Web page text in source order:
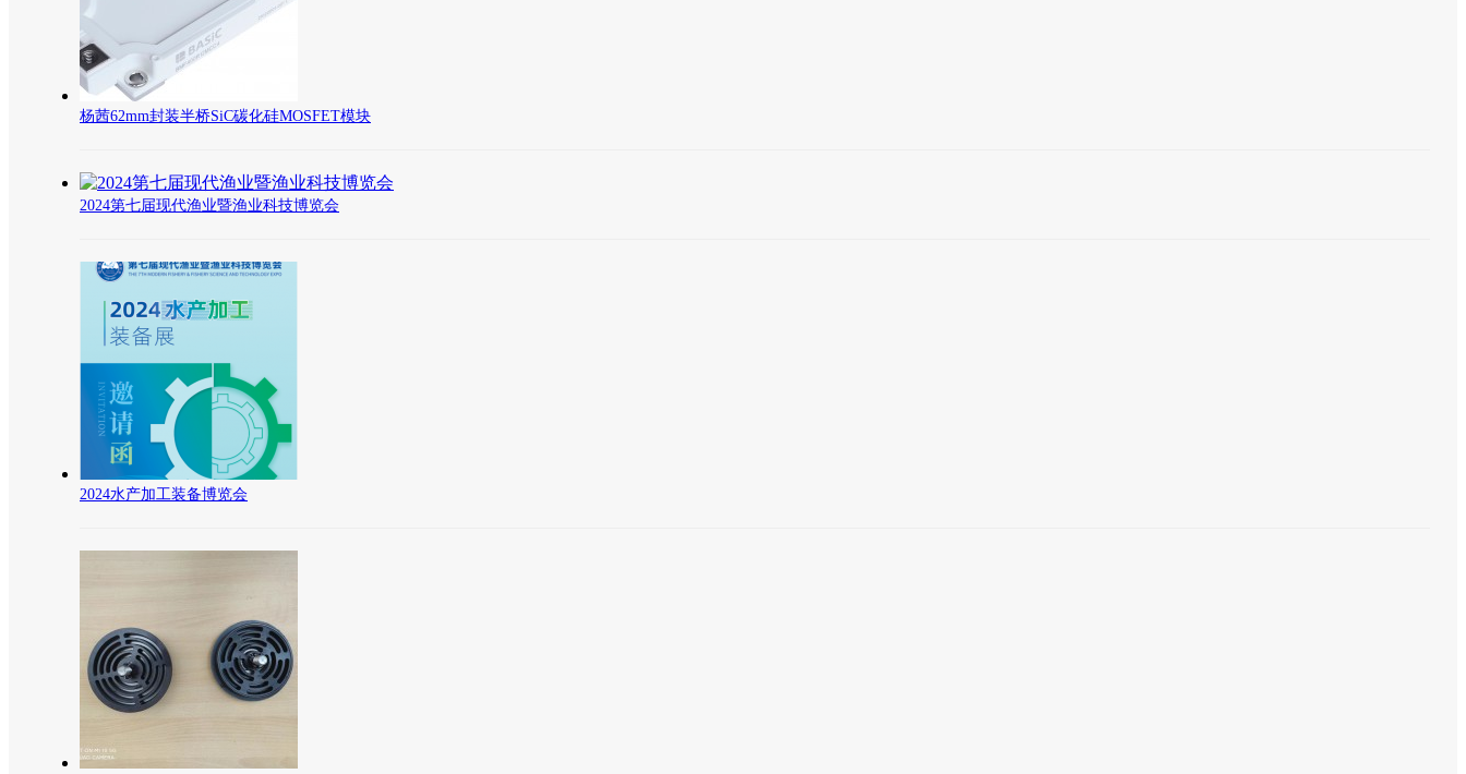
杨茜62mm封装半桥SiC碳化硅MOSFET模块
2024第七届现代渔业暨渔业科技博览会
2024水产加工装备博览会